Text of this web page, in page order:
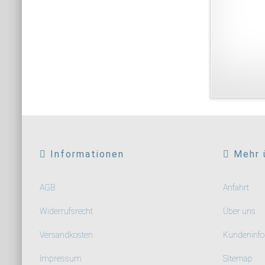
Informationen
AGB
Widerrufsrecht
Versandkosten
Impressum
Mehr
Anfahrt
Über uns
Sitemap